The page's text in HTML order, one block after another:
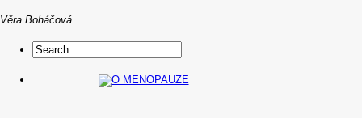
Věra Boháčová